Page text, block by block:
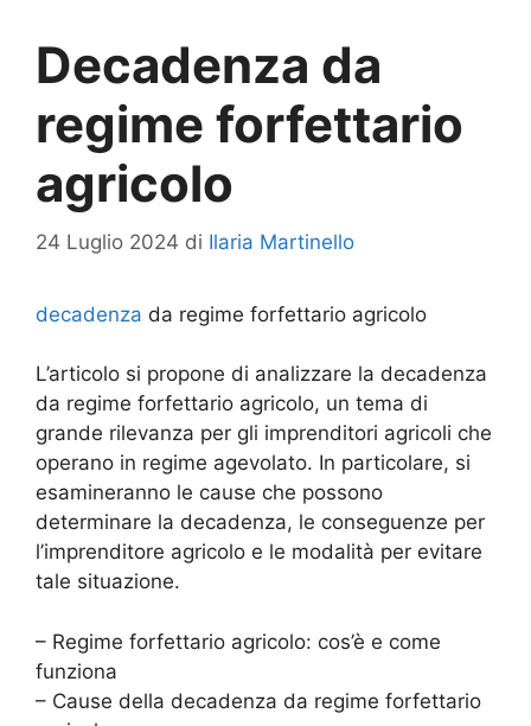
Decadenza da
regime forfettario
agricolo
24 Luglio 2024 di Ilaria Martinello
decadenza da regime forfettario agricolo
L’articolo si propone di analizzare la decadenza
da regime forfettario agricolo, un tema di
grande rilevanza per gli imprenditori agricoli che
operano in regime agevolato. In particolare, si
esamineranno le cause che possono
determinare la decadenza, le conseguenze per
l’imprenditore agricolo e le modalità per evitare
tale situazione.
– Regime forfettario agricolo: cos’è e come
funziona
– Cause della decadenza da regime forfettario